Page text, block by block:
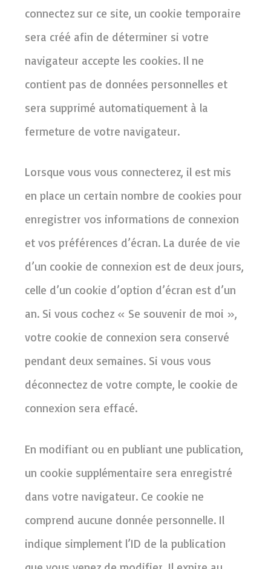
connectez sur ce site, un cookie temporaire
sera créé afin de déterminer si votre
navigateur accepte les cookies. Il ne
contient pas de données personnelles et
sera supprimé automatiquement à la
fermeture de votre navigateur.
Lorsque vous vous connecterez, il est mis
en place un certain nombre de cookies pour
enregistrer vos informations de connexion
et vos préférences d’écran. La durée de vie
d’un cookie de connexion est de deux jours,
celle d’un cookie d’option d’écran est d’un
an. Si vous cochez « Se souvenir de moi »,
votre cookie de connexion sera conservé
pendant deux semaines. Si vous vous
déconnectez de votre compte, le cookie de
connexion sera effacé.
En modifiant ou en publiant une publication,
un cookie supplémentaire sera enregistré
dans votre navigateur. Ce cookie ne
comprend aucune donnée personnelle. Il
indique simplement l’ID de la publication